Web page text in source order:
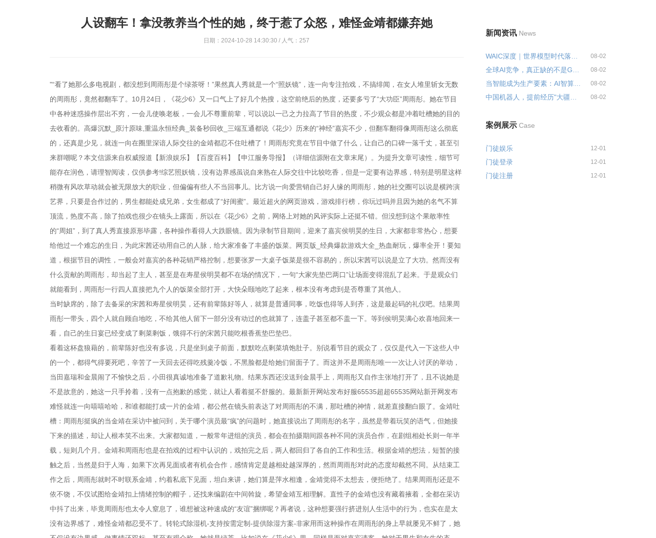
人设翻车！拿没教养当个性的她，终于惹了众怒，难怪金靖都嫌弃她
日期：2024-10-28 14:30:30 / 人气：257
"“看了她那么多电视剧，都没想到周雨彤是个绿茶呀！”果然真人秀就是一个“照妖镜”，连一向专注拍戏，不搞绯闻，在女人堆里斩女无数
的周雨彤，竟然都翻车了。10月24日，《花少6》又一口气上了好几个热搜，这空前绝后的热度，还要多亏了“大功臣”周雨彤。她在节目
中各种迷惑操作层出不穷，一会儿使唤老板，一会儿不尊重前辈，可以说以一己之力拉高了节目的热度，不少观众都是冲着吐槽她的目的
去收看的。高爆沉默_原汁原味,重温永恒经典_装备秒回收_三端互通都说《花少》历来的“神经”嘉宾不少，但翻车翻得像周雨彤这么彻底
的，还真是少见，就连一向在圈里深谙人际交往的金靖都忍不住吐槽了！周雨彤究竟在节目中做了什么，让自己的口碑一落千丈，甚至引
来群嘲呢？本文信源来自权威报道【新浪娱乐】【百度百科】【申江服务导报】（详细信源附在文章末尾）。为提升文章可读性，细节可
能存在润色，请理智阅读，仅供参考!综艺照妖镜，没有边界感虽说自来熟在人际交往中比较吃香，但是一定要有边界感，特别是明星这样
稍微有风吹草动就会被无限放大的职业，但偏偏有些人不当回事儿。比方说一向爱营销自己好人缘的周雨彤，她的社交圈可以说是横跨演
艺界，只要是合作过的，男生都能处成兄弟，女生都成了“好闺蜜”。最近超火的网页游戏，游戏排行榜，你玩过吗并且因为她的名气不算
顶流，热度不高，除了拍戏也很少在镜头上露面，所以在《花少6》之前，网络上对她的风评实际上还挺不错。但没想到这个果敢率性
的“周姐”，到了真人秀直接原形毕露，各种操作看得人大跌眼镜。因为录制节目期间，迎来了嘉宾侯明昊的生日，大家都非常热心，想要
给他过一个难忘的生日，为此宋茜还动用自己的人脉，给大家准备了丰盛的饭菜。网页版_经典爆款游戏大全_热血耐玩，爆率全开！要知
道，根据节目的调性，一般会对嘉宾的各种花销严格控制，想要张罗一大桌子饭菜是很不容易的，所以宋茜可以说是立了大功。然而没有
什么贡献的周雨彤，却当起了主人，甚至是在寿星侯明昊都不在场的情况下，一句“大家先垫巴两口”让场面变得混乱了起来。于是观众们
就能看到，周雨彤一行四人直接把九个人的饭菜全部打开，大快朵颐地吃了起来，根本没有考虑到是否尊重了其他人。
当时缺席的，除了去备采的宋茜和寿星侯明昊，还有前辈陈好等人，就算是普通同事，吃饭也得等人到齐，这是最起码的礼仪吧。结果周
雨彤一带头，四个人就自顾自地吃，不给其他人留下一部分没有动过的也就算了，连盖子甚至都不盖一下。等到侯明昊满心欢喜地回来一
看，自己的生日宴已经变成了剩菜剩饭，饿得不行的宋茜只能吃根香蕉垫巴垫巴。
看着这杯盘狼藉的，前辈陈好也没有多说，只是坐到桌子前面，默默吃点剩菜填饱肚子。别说看节目的观众了，仅仅是代入一下这些人中
的一个，都得气得要死吧，辛苦了一天回去还得吃残羹冷饭，不黑脸都是给她们留面子了。而这并不是周雨彤唯一一次让人讨厌的举动，
当田嘉瑞和金晨闹了不愉快之后，小田很真诚地准备了道歉礼物。结果东西还没送到金晨手上，周雨彤又自作主张地打开了，且不说她是
不是故意的，她这一只手拎着，没有一点抱歉的感觉，就让人看着挺不舒服的。最新新开网站发布好服65535超超65535网站新开网发布
难怪就连一向嘻嘻哈哈，和谁都能打成一片的金靖，都公然在镜头前表达了对周雨彤的不满，那吐槽的神情，就差直接翻白眼了。金靖吐
槽：周雨彤挺疯的当金靖在采访中被问到，关于哪个演员最“疯”的问题时，她直接说出了周雨彤的名字，虽然是带着玩笑的语气，但她接
下来的描述，却让人根本笑不出来。大家都知道，一般常年进组的演员，都会在拍摄期间跟各种不同的演员合作，在剧组相处长则一年半
载，短则几个月。金靖和周雨彤也是在拍戏的过程中认识的，戏拍完之后，两人都回归了各自的工作和生活。根据金靖的想法，短暂的接
触之后，当然是归于人海，如果下次再见面或者有机会合作，感情肯定是越相处越深厚的，然而周雨彤对此的态度却截然不同。从结束工
作之后，周雨彤就时不时联系金靖，约着私底下见面，坦白来讲，她们算是萍水相逢，金靖觉得不太想去，便拒绝了。结果周雨彤还是不
依不饶，不仅试图给金靖扣上情绪控制的帽子，还找来编剧在中间斡旋，希望金靖互相理解。直性子的金靖也没有藏着掖着，全都在采访
中抖了出来，毕竟周雨彤也太令人窒息了，谁想被这种速成的“友谊”捆绑呢？再者说，这种想要强行挤进别人生活中的行为，也实在是太
没有边界感了，难怪金靖都忍受不了。转轮式除湿机-支持按需定制-提供除湿方案-非家用而这种操作在周雨彤的身上早就屡见不鲜了，她
新闻资讯 News
08-02
08-02
当智能成为生产要素：AI智算、具... 08-02
08-02
案例展示 Case
门徒娱乐 12-01
门徒登录 12-01
门徒注册 12-01